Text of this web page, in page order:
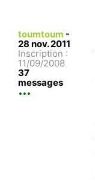
toumtoum -
28 nov. 2011
Inscription :
11/09/2008
37
messages